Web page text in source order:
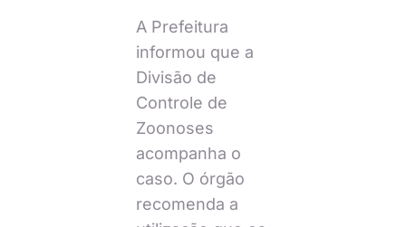
A Prefeitura
informou que a
Divisão de
Controle de
Zoonoses
acompanha o
caso. O órgão
recomenda a